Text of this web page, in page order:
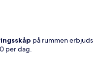
på rummen erbjuds
per dag.